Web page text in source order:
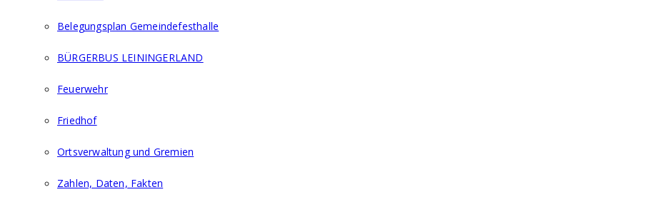
Belegungsplan Gemeindefesthalle
BÜRGERBUS LEININGERLAND
Feuerwehr
Friedhof
Ortsverwaltung und Gremien
Zahlen, Daten, Fakten